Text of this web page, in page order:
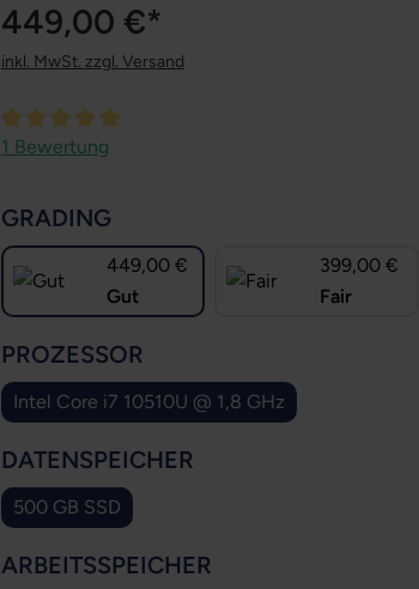
449,00 €*
inkl. MwSt. zzgl. Versand
Durchschnittliche Bewertung von 5 von 5 Sternen
1 Bewertung
GRADING
449,00 €
Gut
399,00 €
Fair
PROZESSOR
Intel Core i7 10510U @ 1,8 GHz
DATENSPEICHER
500 GB SSD
ARBEITSSPEICHER